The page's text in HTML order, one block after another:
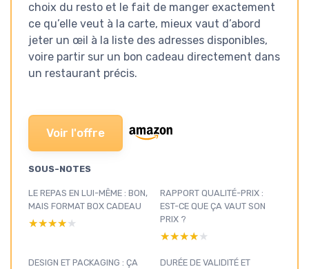
choix du resto et le fait de manger exactement
ce qu’elle veut à la carte, mieux vaut d’abord
jeter un œil à la liste des adresses disponibles,
voire partir sur un bon cadeau directement dans
un restaurant précis.
Voir l'offre
SOUS-NOTES
LE REPAS EN LUI-MÊME : BON,
MAIS FORMAT BOX CADEAU
★★★★★
★★★★★
RAPPORT QUALITÉ-PRIX :
EST-CE QUE ÇA VAUT SON
PRIX ?
★★★★★
★★★★★
DESIGN ET PACKAGING : ÇA
DURÉE DE VALIDITÉ ET